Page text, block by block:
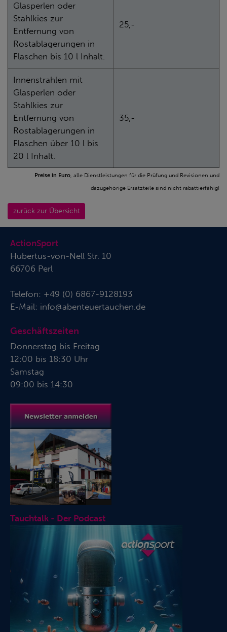
Glasperlen oder
Stahlkies zur
Entfernung von
Rostablagerungen in
Flaschen bis 10 l Inhalt.
25,-
Innenstrahlen mit
Glasperlen oder
Stahlkies zur
Entfernung von
Rostablagerungen in
Flaschen über 10 l bis
20 l Inhalt.
35,-
Preise in Euro, alle Dienstleistungen für die Prüfung und Revisionen und
dazugehörige Ersatzteile sind nicht rabattierfähig!
zurück zur Übersicht
ActionSport
Hubertus-von-Nell Str. 10
66706 Perl
Telefon: +49 (0) 6867-9128193
E-Mail: info@abenteuertauchen.de
Geschäftszeiten
Donnerstag bis Freitag
12:00 bis 18:30 Uhr
Samstag
09:00 bis 14:30
Tauchtalk - Der Podcast